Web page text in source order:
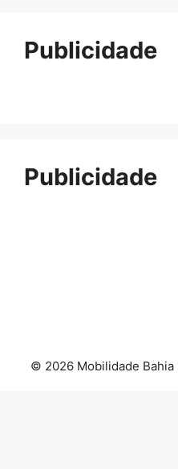
Publicidade
Publicidade
© 2026 Mobilidade Bahia